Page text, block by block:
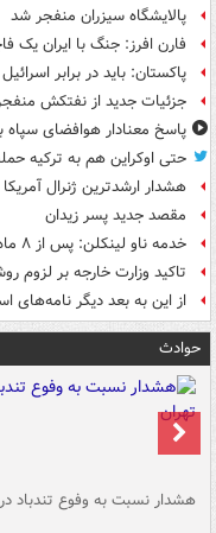
پالایشگاه سیزران منفجر شد
فارن افرز: جنگ با ایران یک
پاکستان: باید در برابر
جزئیات جدید از نفتکش
پاسخ معنادار هوافضای سپاه
حتی اوکراین هم به ترکیه
هشدار ارشدترین ژنرال
مقصد جدید پسر زیدان
خدمه ناو لینکلن: پس از ۸ ماه حضور در دریا خسته و درمانده‌ شدیم
تاکید وزارت خارجه بر لزوم
از این به بعد دیگر نامه‌های
حوادث
هشدار نسبت به وفوع تندباد